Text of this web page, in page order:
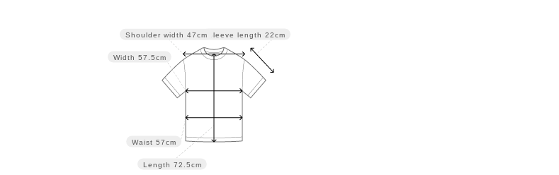
Sleeve length 22cm
Length 72.5cm
Waist 57cm
Width 57.5cm
Shoulder width 47cm